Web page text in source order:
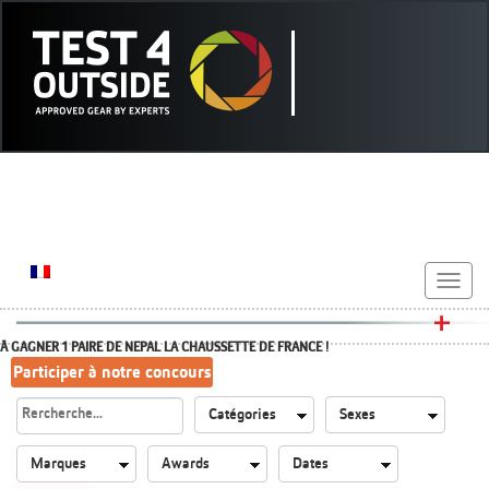
Toggle
À GAGNER 1 PAIRE DE NEPAL LA CHAUSSETTE DE FRANCE !
Participer à notre concours